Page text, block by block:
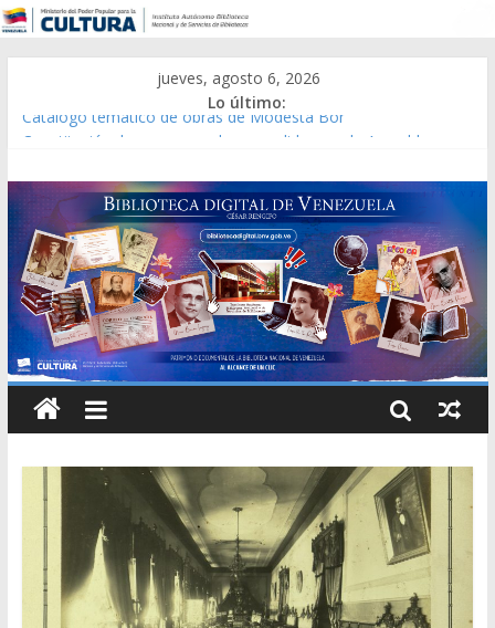
jueves, agosto 6, 2026
Lo último:
Catálogo temático de obras de Modesta Bor
Una Parálisis [material gráfico]
Modesta Bor Sánchez [material gráfico]
Gaceta Oficial de la República de Venezuela año CXXXIII Mes V,
Caracas 09 de marzo de 2006 N° 38.394